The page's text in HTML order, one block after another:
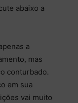
abaixo a
a
mas
conturbado.
em sua
vai muito